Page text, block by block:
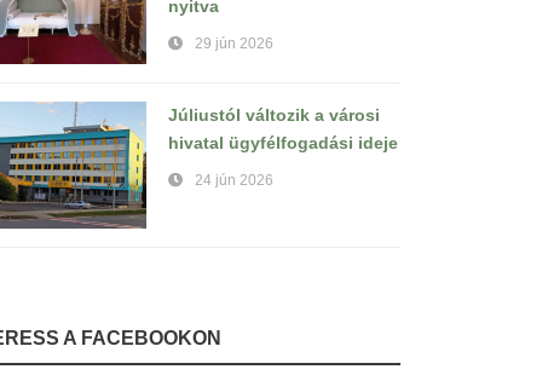
nyitva
29 jún 2026
Júliustól változik a városi
hivatal ügyfélfogadási ideje
24 jún 2026
A FACEBOOKON